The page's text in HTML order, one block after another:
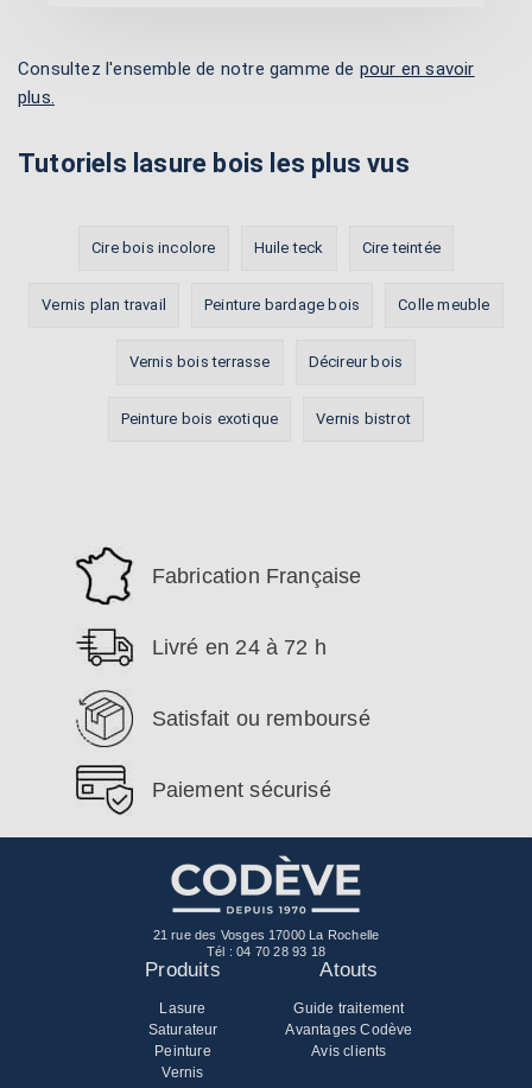
Consultez l'ensemble de notre gamme de pour en savoir
plus.
Tutoriels lasure bois les plus vus
Cire bois incolore Huile teck Cire teintée
Vernis plan travail Peinture bardage bois Colle meuble
Vernis bois terrasse Décireur bois
Peinture bois exotique Vernis bistrot
Fabrication Française
Livré en 24 à 72 h
Satisfait ou remboursé
Paiement sécurisé
21 rue des Vosges 17000 La Rochelle
Tél :04 70 28 93 18
Produits
Lasure
Saturateur
Peinture
Vernis
Atouts
Guide traitement
Avantages Codève
Avis clients